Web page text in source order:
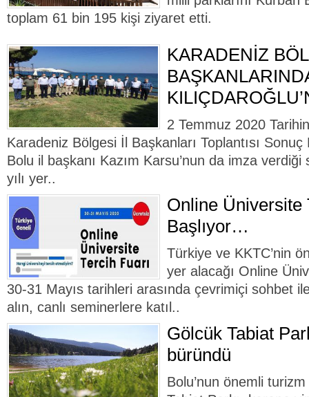
toplam 61 bin 195 kişi ziyaret etti.
KARADENİZ
2 Temmuz 2020
Karadeniz Bölgesi İl Başkanları Toplantısı Sonuç
Bolu il başkanı Kazım Karsu’nun da imza
yılı yer..
Online Üniversite
Başlıyor…
Türkiye ve KKTC’nin
yer alacağı Online
30-31 Mayıs tarihleri arasında çevrimiçi sohbet
alın, canlı seminerlere katıl..
Gölcük Tabiat
büründü
Bolu’nun önemli